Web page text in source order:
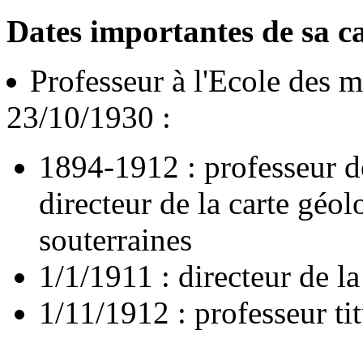
Dates importantes de sa
Professeur à l'Ecole des
23/10/1930 :
1894-1912 : professeur
directeur de la carte
souterraines
1/1/1911 : directeur de
1/11/1912 : professeur